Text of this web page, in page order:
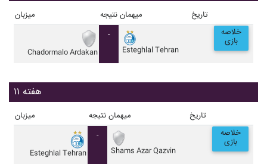
میزبان نتیجه میهمان تاریخ
Chadormalo Ardakan
-
Esteghlal Tehran
خلاصه
بازی
هفته ۱۱
میزبان نتیجه میهمان تاریخ
Esteghlal Tehran
-
Shams Azar Qazvin
خلاصه
بازی